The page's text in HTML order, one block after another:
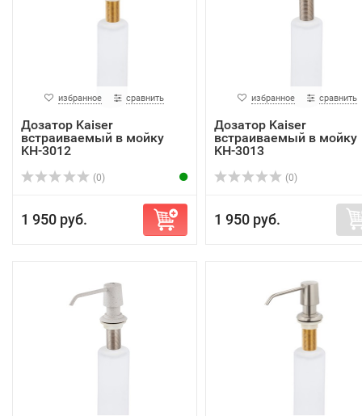
избранное сравнить
Дозатор Kaiser
встраиваемый в мойку
KH-3012
(0)
1 950 руб.
избранное сравнить
Дозатор Kaiser
встраиваемый в мойку
KH-3013
(0)
1 950 руб.